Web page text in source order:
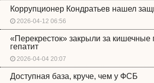
Коррупционер Кондратьев нашел
2026-04-12 06:56
«Перекресток» закрыли за кишечные
гепатит
2026-04-04 20:07
Доступная база, круче, чем у ФСБ